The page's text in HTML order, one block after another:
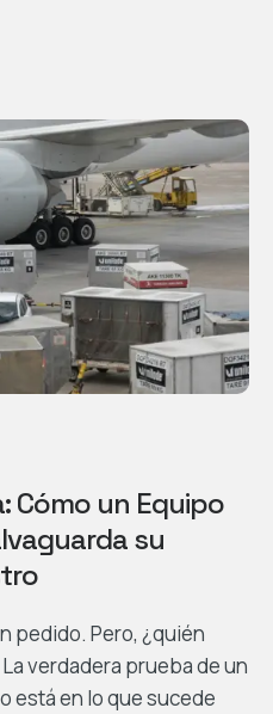
Cómo un Equipo
su
pedido. Pero, ¿quién
verdadera prueba de un
está en lo que sucede